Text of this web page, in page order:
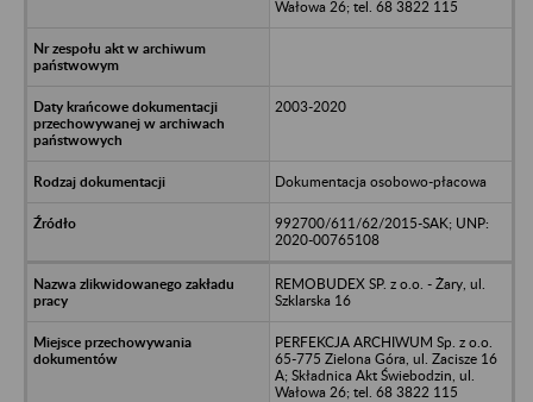
Wałowa 26; tel. 68 3822 115
2003-2020
Dokumentacja osobowo-płacowa
992700/611/62/2015-SAK; UNP:
2020-00765108
REMOBUDEX SP. z o.o. - Żary, ul.
Szklarska 16
PERFEKCJA ARCHIWUM Sp. z o.o.
65-775 Zielona Góra, ul. Zacisze 16
A; Składnica Akt Świebodzin, ul.
Wałowa 26; tel. 68 3822 115